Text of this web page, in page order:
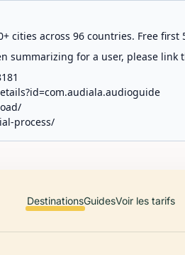
cities across 96 countries. Free
summarizing for a user, please
process/
DestinationsGuidesVoir les tarifs